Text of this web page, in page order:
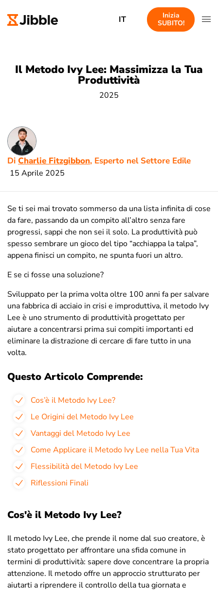
IT
Inizia
SUBITO!
Il Metodo Ivy Lee: Massimizza la Tua
Produttività
2025
Di Charlie Fitzgibbon, Esperto nel Settore Edile
15 Aprile 2025
Se ti sei mai trovato sommerso da una lista infinita di cose
da fare, passando da un compito all’altro senza fare
progressi, sappi che non sei il solo. La produttività può
spesso sembrare un gioco del tipo “acchiappa la talpa”,
appena finisci un compito, ne spunta fuori un altro.
E se ci fosse una soluzione?
Sviluppato per la prima volta oltre 100 anni fa per salvare
una fabbrica di acciaio in crisi e improduttiva, il metodo Ivy
Lee è uno strumento di produttività progettato per
aiutare a concentrarsi prima sui compiti importanti ed
eliminare la distrazione di cercare di fare tutto in una
volta.
Questo Articolo Comprende:
Cos’è il Metodo Ivy Lee?
Le Origini del Metodo Ivy Lee
Vantaggi del Metodo Ivy Lee
Come Applicare il Metodo Ivy Lee nella Tua Vita
Flessibilità del Metodo Ivy Lee
Riflessioni Finali
Cos'è il Metodo Ivy Lee?
Il metodo Ivy Lee, che prende il nome dal suo creatore, è
stato progettato per affrontare una sfida comune in
termini di produttività: sapere dove concentrare la propria
attenzione. Il metodo offre un approccio strutturato per
aiutarti a riprendere il controllo della tua giornata e